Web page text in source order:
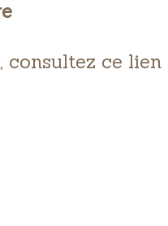
consultez ce lien